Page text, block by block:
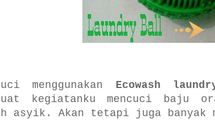
menggunakan Ecowash
kegiatanku mencuci baju
asyik. Akan tetapi juga banyak